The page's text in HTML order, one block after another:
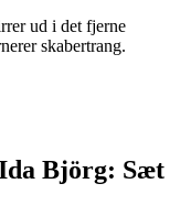
Björg: Sæt